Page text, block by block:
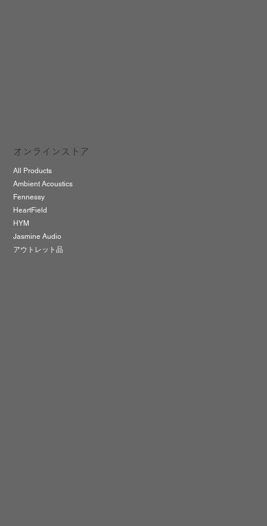
オンラインストア
All Products
Ambient Acoustics
Fennessy
HeartField
HYM
Jasmine Audio
アウトレット品